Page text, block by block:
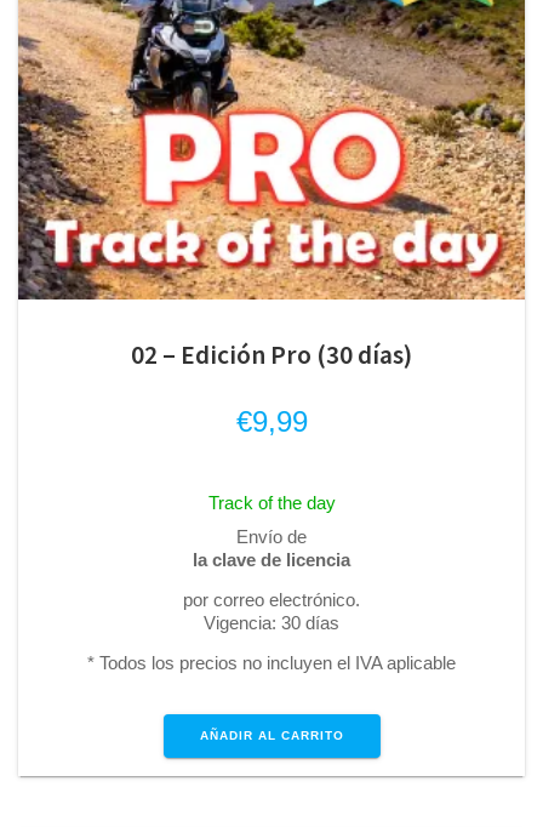
02 – Edición Pro (30 días)
€9,99
Track of the day
Envío de
la clave de licencia
por correo electrónico.
Vigencia: 30 días
* Todos los precios no incluyen el IVA aplicable
AÑADIR AL CARRITO